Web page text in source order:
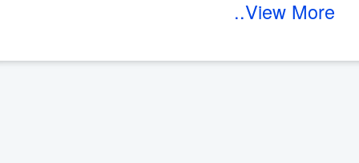
View More..